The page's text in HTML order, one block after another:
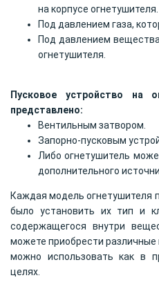
на корпусе огнетушителя.
Под давлением газа,
Под давлением
огнетушителя.
Пусковое устройство на
представлено:
Вентильным затвором.
Запорно-пусковым
Либо огнетушитель
дополнительного
Каждая модель огнетушителя
было установить их тип и
содержащегося внутри
можете приобрести
можно использовать как в
целях.